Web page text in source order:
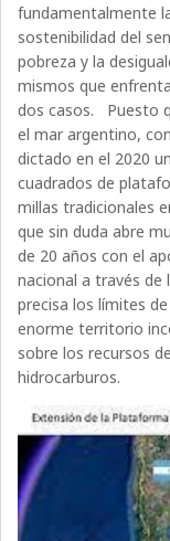
fundamentalmente
sostenibilidad del
pobreza y la
mismos que
dos casos. Puesto
el mar argentino,
dictado en el 2020
cuadrados de
millas tradicionales
que sin duda abre
de 20 años con el
nacional a través de
precisa los límites
enorme territorio
sobre los recursos
hidrocarburos.